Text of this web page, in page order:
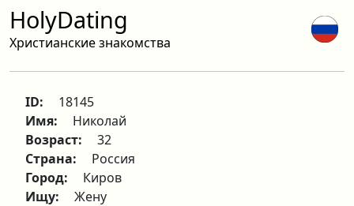
HolyDating
Христианские знакомства
ID:
18145
Имя:
Николай
Возраст:
32
Страна:
Россия
Город:
Киров
Ищу:
Жену